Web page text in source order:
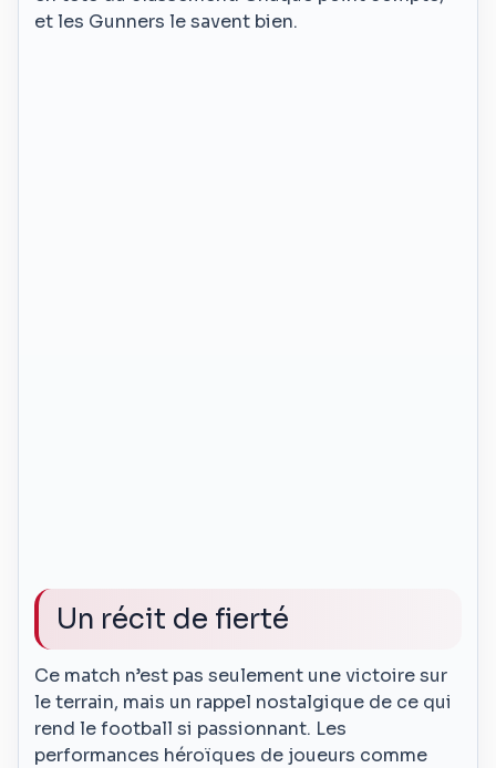
et les Gunners le savent bien.
Un récit de fierté
Ce match n’est pas seulement une victoire sur
le terrain, mais un rappel nostalgique de ce qui
rend le football si passionnant. Les
performances héroïques de joueurs comme